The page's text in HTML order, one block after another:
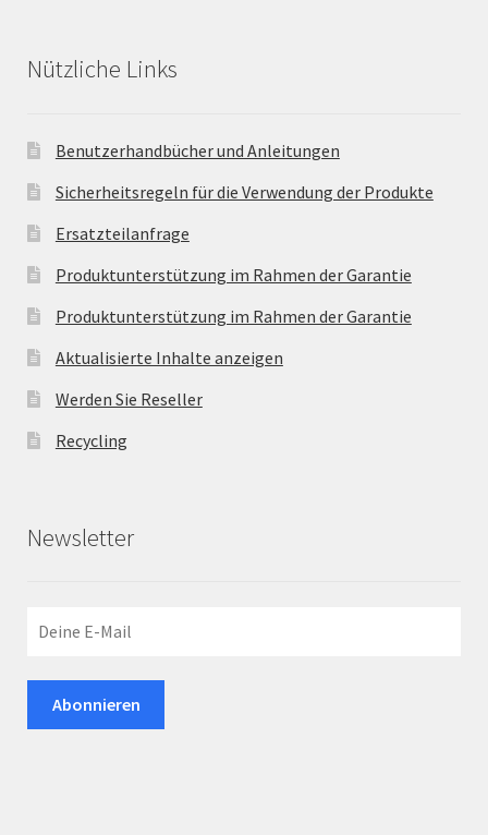
Nützliche Links
Benutzerhandbücher und Anleitungen
Sicherheitsregeln für die Verwendung der Produkte
Ersatzteilanfrage
Produktunterstützung im Rahmen der Garantie
Produktunterstützung im Rahmen der Garantie
Aktualisierte Inhalte anzeigen
Werden Sie Reseller
Recycling
Newsletter